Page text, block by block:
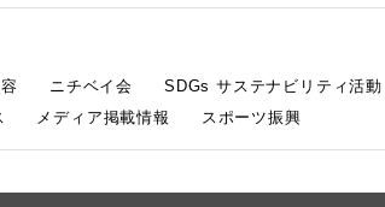
ニチベイ会 SDGs サステナビリティ活動
メディア掲載情報 スポーツ振興